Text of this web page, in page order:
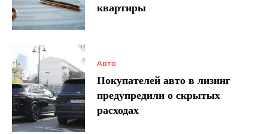
квартиры
Авто
Покупателей авто в лизинг
предупредили о скрытых
расходах